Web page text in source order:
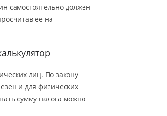
самостоятельно должен
её на
лиц. По закону
и для физических
сумму налога можно